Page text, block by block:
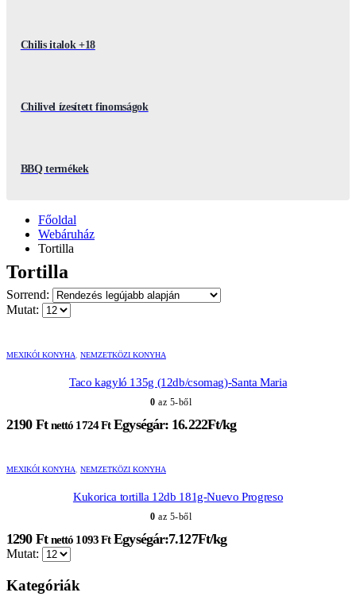
Chilis italok +18
Chilivel ízesített finomságok
BBQ termékek
Főoldal
Webáruház
Tortilla
Tortilla
Sorrend:
Mutat:
MEXIKÓI KONYHA NEMZETKÖZI KONYHA
Taco kagyló 135g (12db/csomag)-Santa Maria
0 az 5-ből
2190 Ft nettó 1724Ft Egységár: 16.222Ft/kg
MEXIKÓI KONYHA NEMZETKÖZI KONYHA
Kukorica tortilla 12db 181g-Nuevo Progreso
0 az 5-ből
1290 Ft nettó 1093Ft Egységár:7.127Ft/kg
Mutat:
Kategóriák